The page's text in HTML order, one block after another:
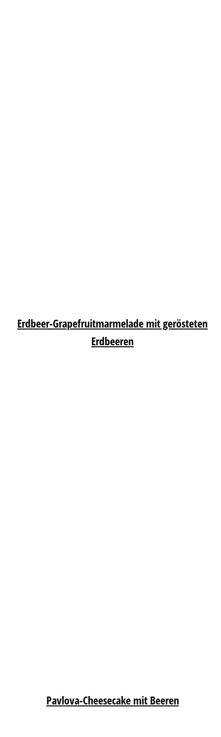
Erdbeer-Grapefruitmarmelade mit gerösteten
Erdbeeren
Pavlova-Cheesecake mit Beeren